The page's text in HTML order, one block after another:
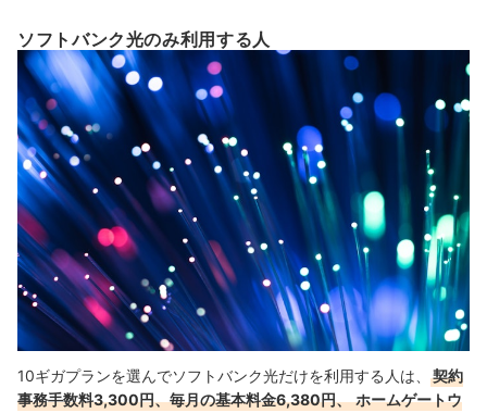
ソフトバンク光のみ利用する人
10ギガプランを選んでソフトバンク光だけを利用する人は、
契約
事務手数料3,300円、毎月の基本料金6,380円、 ホームゲートウ